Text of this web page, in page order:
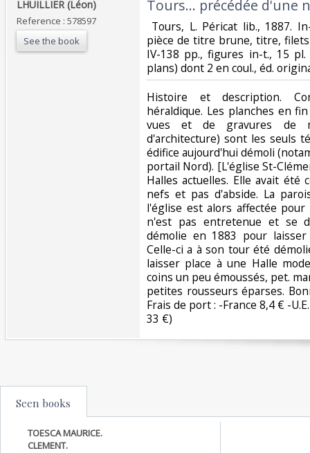
LHUILLIER (Léon)‎
Reference : 578597
See the book
Tours… précédée d'une
Tours, L. Péricat lib., 1887.
pièce de titre brune, titre,
IV-138 pp., figures in-t., 15
plans) dont 2 en coul., éd.
‎Histoire et description.
héraldique. Les planches en
vues et de gravures de
d'architecture) sont les seuls
édifice aujourd'hui démoli
portail Nord). [L'église St-
Halles actuelles. Elle avait
nefs et pas d'abside. La
l'église est alors affectée
n'est pas entretenue et se
démolie en 1883 pour
Celle-ci a à son tour été
laisser place à une Halle
coins un peu émoussés, pet.
petites rousseurs éparses.
Frais de port : -France 8,4 € -
33 €) ‎
Seen books
TOESCA MAURICE.
CLEMENT.